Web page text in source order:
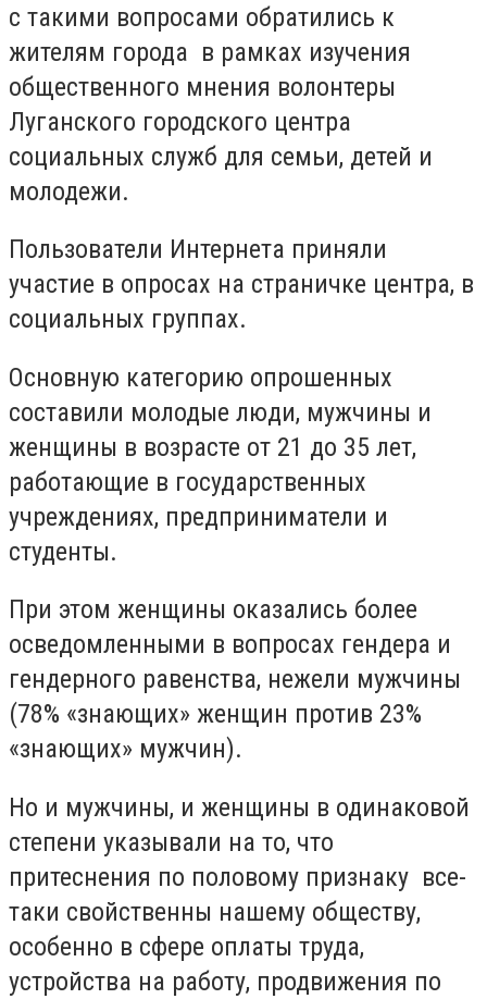
с такими вопросами обратились к
жителям города в рамках изучения
общественного мнения волонтеры
Луганского городского центра
социальных служб для семьи, детей и
молодежи.
Пользователи Интернета приняли
участие в опросах на страничке центра, в
социальных группах.
Основную категорию опрошенных
составили молодые люди, мужчины и
женщины в возрасте от 21 до 35 лет,
работающие в государственных
учреждениях, предприниматели и
студенты.
При этом женщины оказались более
осведомленными в вопросах гендера и
гендерного равенства, нежели мужчины
(78% «знающих» женщин против 23%
«знающих» мужчин).
Но и мужчины, и женщины в одинаковой
степени указывали на то, что
притеснения по половому признаку все-
таки свойственны нашему обществу,
особенно в сфере оплаты труда,
устройства на работу, продвижения по